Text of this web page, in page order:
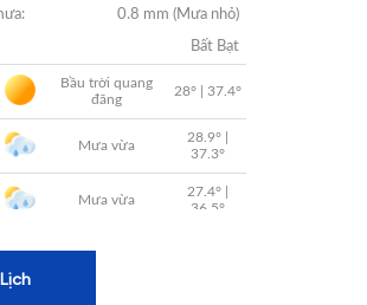
Lịch